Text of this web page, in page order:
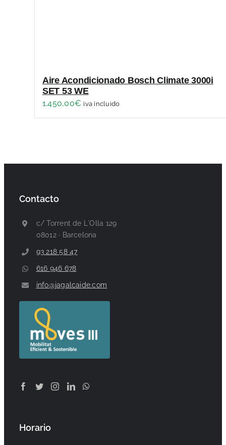
Aire Acondicionado Bosch Climate 3000i
SET 53 WE
1.450,00€ iva incluido
Contacto
c/ Torrent de L´Olla 129
08012 · Barcelona
93 218 58 47
616 946 678
info@jagalcaide.com
Horario